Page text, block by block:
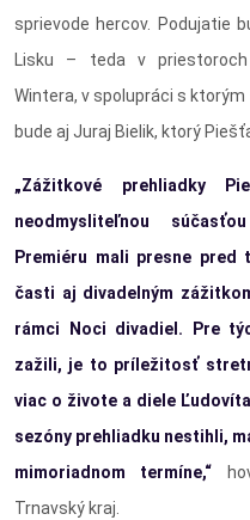
sprievode hercov. Podujatie
Lisku – teda v priestoroch
Wintera, v spolupráci s
bude aj Juraj Bielik, ktorý
„Zážitkové prehliadky
neodmysliteľnou
Premiéru mali presne
časti aj divadelným
rámci Noci divadiel. Pre
zažili, je to príležitosť
viac o živote a diele
sezóny prehliadku nestihli,
mimoriadnom termíne,“
Trnavský kraj.